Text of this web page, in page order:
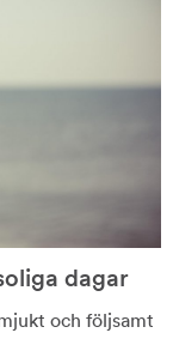
dagar
och följsamt